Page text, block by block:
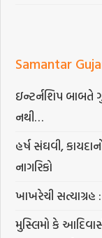
Samantar
ઇન્ટર્નશિપ બાબતે
નથી…
હર્ષ સંઘવી,
નાગરિકો
ખાખરેચી સત્યાગ્રહ
મુસ્લિમો કે